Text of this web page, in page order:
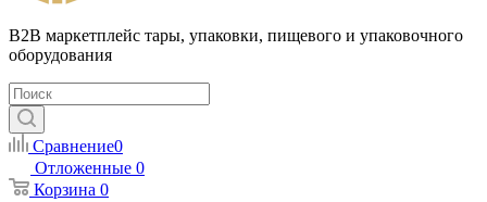
B2B маркетплейс тары, упаковки, пищевого и упаковочного
оборудования
Сравнение0
Отложенные 0
Корзина 0